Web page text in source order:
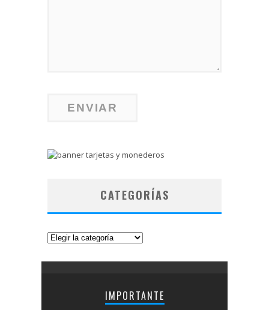
CATEGORÍAS
Categorías
IMPORTANTE